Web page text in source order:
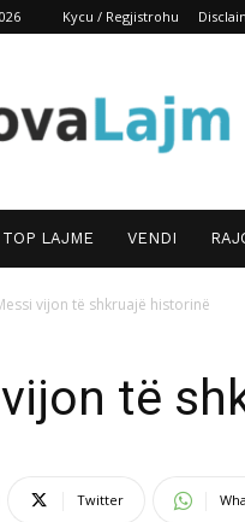
Kycu / Regjistrohu
TOP LAJME VENDI
vijon të shkruajë historinë
të
Twitter